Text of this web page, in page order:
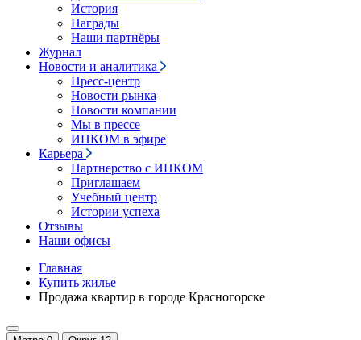
История
Награды
Наши партнёры
Журнал
Новости и аналитика
Пресс-центр
Новости рынка
Новости компании
Мы в прессе
ИНКОМ в эфире
Карьера
Партнерство с ИНКОМ
Приглашаем
Учебный центр
Истории успеха
Отзывы
Наши офисы
Главная
Купить жилье
Продажа квартир в городе Красногорске